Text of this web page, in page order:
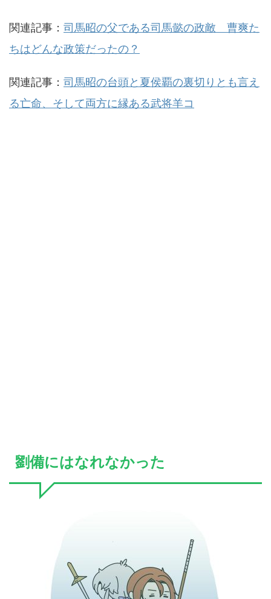
関連記事： 司馬昭の父である司馬懿の政敵 曹爽た
ちはどんな政策だったの？
関連記事： 司馬昭の台頭と夏侯覇の裏切りとも言え
る亡命、そして両方に縁ある武将羊コ
劉備にはなれなかった